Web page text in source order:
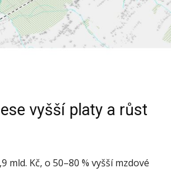
vyšší platy a růst
mld. Kč, o 50–80 % vyšší mzdové